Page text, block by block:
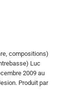
compositions)
Luc
2009 au
Produit par